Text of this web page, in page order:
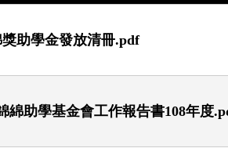
獎助學金發放清冊.pdf
綿助學基金會工作報告書108年度